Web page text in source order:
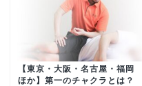
【東京・大阪・名古屋・福岡
ほか】第一のチャクラとは？